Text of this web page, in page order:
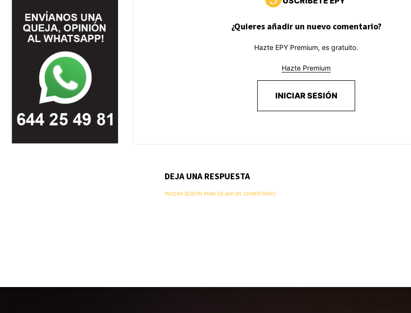
¿Quieres añadir un nuevo comentario?
Hazte EPY Premium, es gratuito.
Hazte Premium
INICIAR SESIÓN
DEJA UNA RESPUESTA
INICIAR SESIÓN PARA DEJAR UN COMENTARIO